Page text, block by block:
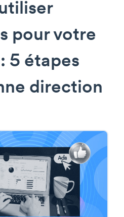
pour votre
5 étapes
direction